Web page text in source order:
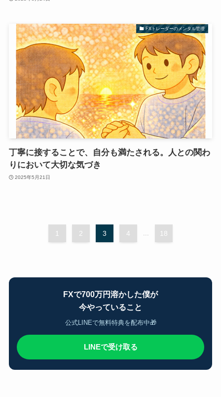
FXトレーダーのメンタル管理
丁寧に接することで、自分も満たされる。人との関わ
りにおいて大切な気づき
2025年5月21日
1 2 3 4 ... 18
FXで700万円溶かした僕が
今やっていること
公式LINEで無料特典を配布中🎁
LINEで受け取る